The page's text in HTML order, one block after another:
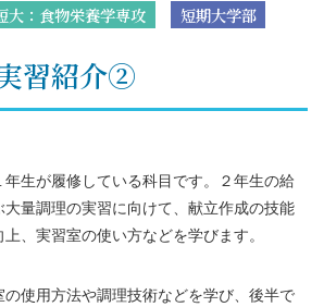
大：食物栄養学専攻 短期大学部
習紹介②
生が履修している科目です。２年生の給
量調理の実習に向けて、献立作成の技能
、実習室の使い方などを学びます。
使用方法や調理技術などを学び、後半で